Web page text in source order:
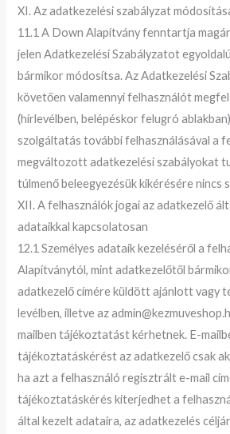
XI. Az adatkezelési szabályzat
11.1 A Down Alapítvány fenntartja
jelen Adatkezelési Szabályzatot
bármikor módosítsa. Az Adatkezelési
követően valamennyi felhasználót
(hírlevélben, belépéskor felugró
szolgáltatás további felhasználásával a
megváltozott adatkezelési szabályokat
túlmenő beleegyezésük kikérésére nincs
XII. A felhasználók jogai az adatkezelő
adataikkal kapcsolatosan
12.1 Személyes adataik kezeléséről a
Alapítványtól, mint adatkezelőtől
adatkezelő címére küldött ajánlott vagy
levélben, illetve az
mailben tájékoztatást kérhetnek. E-
tájékoztatáskérést az adatkezelő csak
ha azt a felhasználó regisztrált e-mail
tájékoztatáskérés kiterjedhet a
által kezelt adataira, az adatkezelés